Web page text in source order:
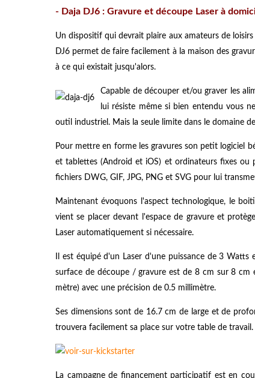
- Daja DJ6 : Gravure et découpe Laser à
Un dispositif qui devrait plaire aux amateurs de
DJ6 permet de faire facilement à la maison des
à ce qui existait jusqu'alors.
Capable de découper et/ou graver les
lui résiste même si bien entendu vous
outil industriel. Mais la seule limite dans le domaine
Pour mettre en forme les gravures son petit logiciel
et tablettes (Android et iOS) et ordinateurs fixes
fichiers DWG, GIF, JPG, PNG et SVG pour lui
Maintenant évoquons l'aspect technologique, le
vient se placer devant l'espace de gravure et
Laser automatiquement si nécessaire.
Il est équipé d'un Laser d'une puissance de 3
surface de découpe / gravure est de 8 cm sur 8
mètre) avec une précision de 0.5 millimètre.
Ses dimensions sont de 16.7 cm de large et de
trouvera facilement sa place sur votre table de travail.
La campagne de financement participatif est en